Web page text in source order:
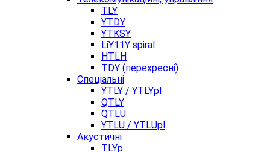
TLY
YTDY
YTKSY
LiY11Y spiral
HTLH
TDY (перехресні)
Спеціальні
YTLY / YTLYpl
QTLY
QTLU
YTLU / YTLUpl
Акустичні
TLYp